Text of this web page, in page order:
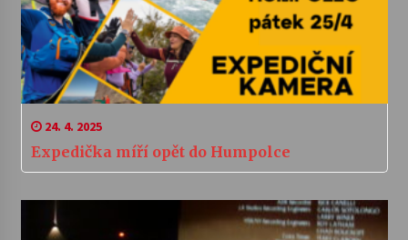
24. 4. 2025
Expedička míří opět do Humpolce